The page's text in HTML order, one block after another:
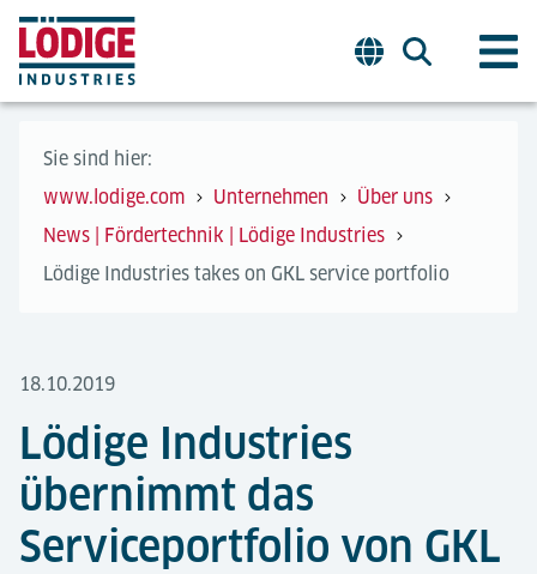
Sie sind hier:
www.lodige.com
Unternehmen
Über uns
News | Fördertechnik | Lödige Industries
Lödige Industries takes on GKL service portfolio
18.10.2019
Lödige Industries
übernimmt das
Serviceportfolio von GKL